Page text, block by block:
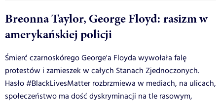
Breonna Taylor, George Floyd: rasizm w
amerykańskiej policji
Śmierć czarnoskórego George'a Floyda wywołała falę
protestów i zamieszek w całych Stanach Zjednoczonych.
Hasło #BlackLivesMatter rozbrzmiewa w mediach, na ulicach,
społeczeństwo ma dość dyskryminacji na tle rasowym,